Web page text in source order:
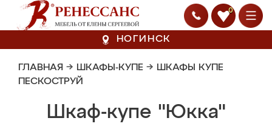
0
НОГИНСК
ГЛАВНАЯ → ШКАФЫ-КУПЕ → ШКАФЫ КУПЕ
ПЕСКОСТРУЙ
Шкаф-купе "Юкка"